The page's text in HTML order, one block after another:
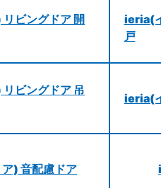
ビングドア 開
ieria(
戸
ビングドア 吊
ieria(
) 音配慮ドア